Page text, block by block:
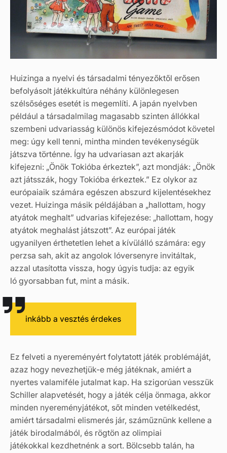
Huizinga a nyelvi és társadalmi tényezőktől erősen
befolyásolt játékkultúra néhány különlegesen
szélsőséges esetét is megemlíti. A japán nyelvben
például a társadalmilag magasabb szinten állókkal
szembeni udvariasság különös kifejezésmódot követel
meg: úgy kell tenni, mintha minden tevékenységük
játszva történne. Így ha udvariasan azt akarják
kifejezni: „Önök Tokióba érkeztek”, azt mondják: „Önök
azt játsszák, hogy Tokióba érkeztek.” Ez olykor az
európaiaik számára egészen abszurd kijelentésekhez
vezet. Huizinga másik példájában a „hallottam, hogy
atyátok meghalt” udvarias kifejezése: „hallottam, hogy
atyátok meghalást játszott”. Az európai játék
ugyanilyen érthetetlen lehet a kívülálló számára: egy
perzsa sah, akit az angolok lóversenyre invitáltak,
azzal utasította vissza, hogy úgyis tudja: az egyik
ló gyorsabban fut, mint a másik.
inkább a vesztés érdekes
Ez felveti a nyereményért folytatott játék problémáját,
azaz hogy nevezhetjük-e még játéknak, amiért a
nyertes valamiféle jutalmat kap. Ha szigorúan vesszük
Schiller alapvetését, hogy a játék célja önmaga, akkor
minden nyereményjátékot, sőt minden vetélkedést,
amiért társadalmi elismerés jár, száműznünk kellene a
játék birodalmából, és rögtön az olimpiai
játékokkal kezdhetnénk a sort. Bölcsebb talán, ha